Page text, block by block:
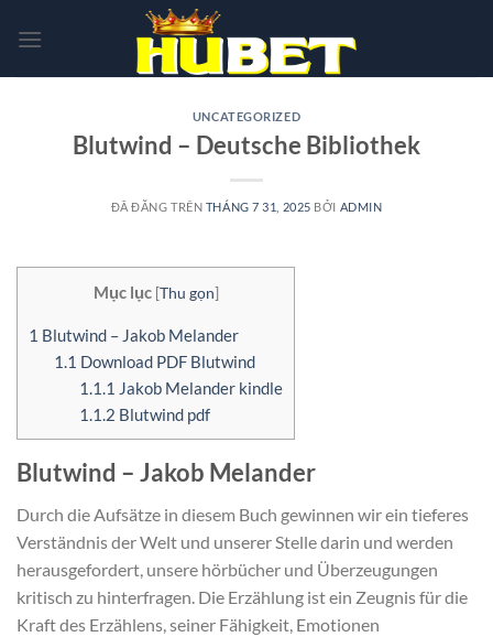
đến
UNCATEGORIZED
Blutwind – Deutsche Bibliothek
ĐÃ ĐĂNG TRÊN THÁNG 7 31, 2025 BỞI ADMIN
Mục lục [Thu gọn]
1 Blutwind – Jakob Melander
1.1 Download PDF Blutwind
1.1.1 Jakob Melander kindle
1.1.2 Blutwind pdf
Blutwind – Jakob Melander
Durch die Aufsätze in diesem Buch gewinnen wir ein tieferes
Verständnis der Welt und unserer Stelle darin und werden
herausgefordert, unsere hörbücher und Überzeugungen
kritisch zu hinterfragen. Die Erzählung ist ein Zeugnis für die
Kraft des Erzählens, seiner Fähigkeit, Emotionen